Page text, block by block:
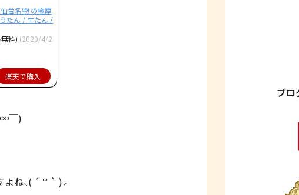
台名物 の極厚
たん / 牛たん /
料) (2020/4/2
楽天で購入
∞￣)
ね⸜( ´ ꒳ ` )⸝
ブロ